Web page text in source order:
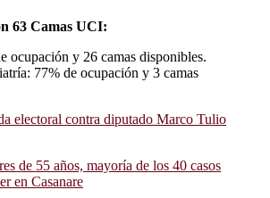
63 Camas UCI:
ocupación y 26 camas disponibles.
77% de ocupación y 3 camas
electoral contra diputado Marco Tulio
de 55 años, mayoría de los 40 casos
en Casanare